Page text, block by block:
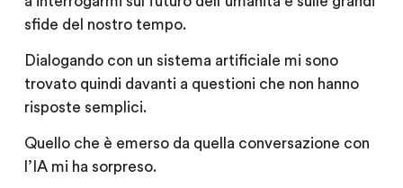
sfide del nostro tempo.
Dialogando con un sistema artificiale mi sono
trovato quindi davanti a questioni che non hanno
risposte semplici.
Quello che è emerso da quella conversazione con
l’IA mi ha sorpreso.